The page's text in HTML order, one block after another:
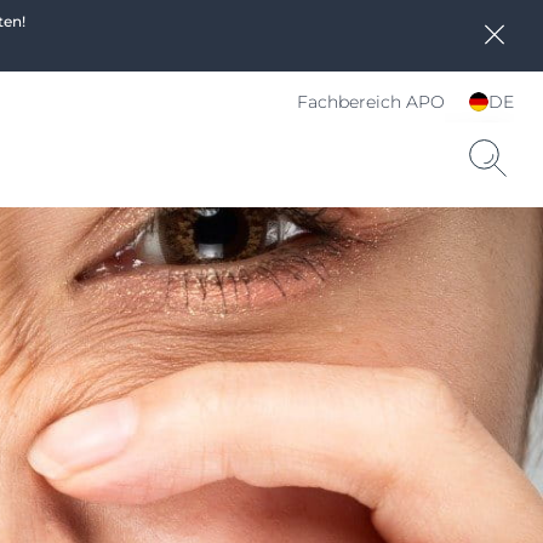
DE
wählen
Fachbereich APO